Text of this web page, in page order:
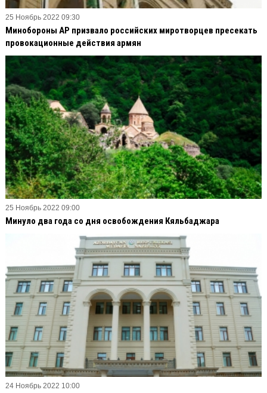
25 Ноябрь 2022 09:30
Минобороны АР призвало российских миротворцев пресекать
провокационные действия армян
25 Ноябрь 2022 09:00
Минуло два года со дня освобождения Кяльбаджара
24 Ноябрь 2022 10:00